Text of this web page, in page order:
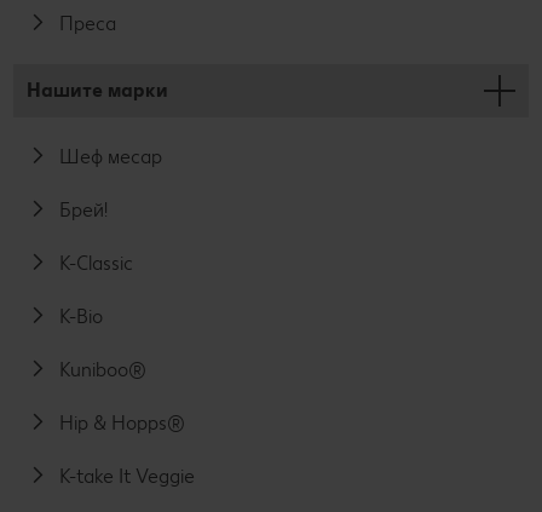
Преса
Нашите марки
Шеф месар
Брей!
K-Classic
K-Bio
Kuniboo®
Hip & Hopps®
K-take It Veggie